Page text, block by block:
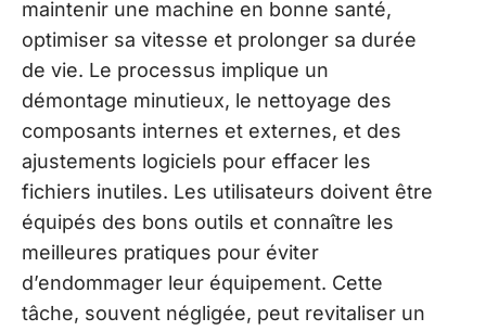
maintenir une machine en bonne santé,
optimiser sa vitesse et prolonger sa durée
de vie. Le processus implique un
démontage minutieux, le nettoyage des
composants internes et externes, et des
ajustements logiciels pour effacer les
fichiers inutiles. Les utilisateurs doivent être
équipés des bons outils et connaître les
meilleures pratiques pour éviter
d’endommager leur équipement. Cette
tâche, souvent négligée, peut revitaliser un